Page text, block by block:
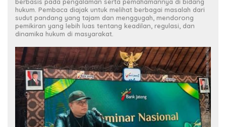
hukum. Pembaca diajak untuk melihat berbagai masalah dari
sudut pandang yang tajam dan menggugah, mendorong
pemikiran yang lebih luas tentang keadilan, regulasi, dan
dinamika hukum di masyarakat.